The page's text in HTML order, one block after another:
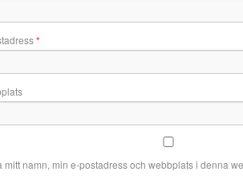
*
mitt namn, min e-postadress och webbplats i denna